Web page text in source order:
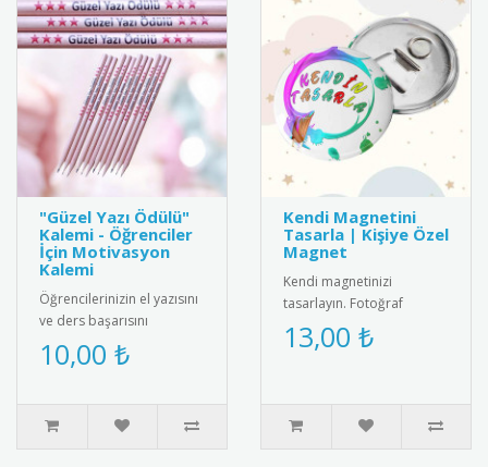
"Güzel Yazı Ödülü"
Kalemi - Öğrenciler
İçin Motivasyon
Kalemi
Öğrencilerinizin el yazısını
ve ders başarısını
ödüllendirmek için
mükemmel bir seçenek!
10,00 ₺
Kendi Magnetini
Tasarla | Kişiye Özel
Magnet
Kendi magnetinizi
tasarlayın. Fotoğraf
ekleyin, metin yazın ve
istediğiniz ölçüde kişiye
13,00 ₺